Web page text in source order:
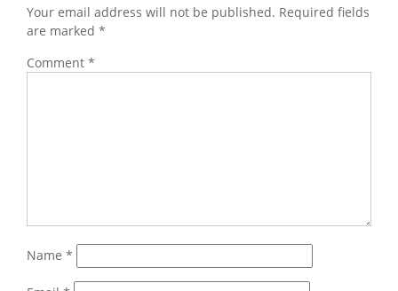
Your email address will not be published. Required fields
are marked *
Comment *
Name *